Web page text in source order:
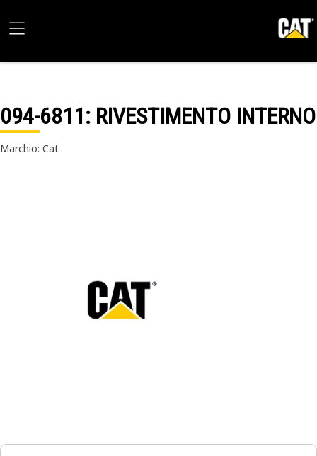
094-6811: RIVESTIMENTO INTERNO
Marchio: Cat